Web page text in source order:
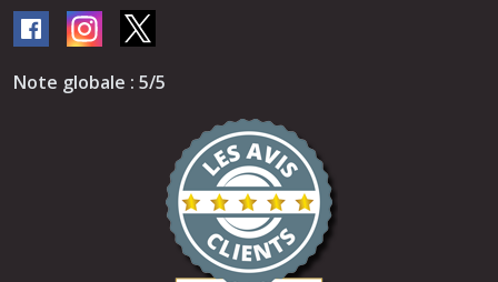
Note globale : 5/5